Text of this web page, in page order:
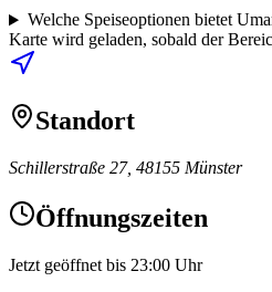
Welche Speiseoptionen bietet
Karte wird geladen, sobald der
Standort
Schillerstraße 27, 48155 Münster
Öffnungszeiten
Jetzt geöffnet bis 23:00 Uhr